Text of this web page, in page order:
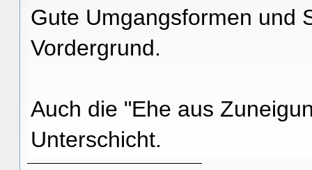
Gute Umgangsformen und
Vordergrund.
Auch die "Ehe aus
Unterschicht.